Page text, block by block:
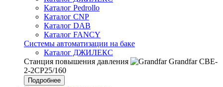
Каталог Pedrollo
Каталог CNP
Каталог DAB
Каталог FANCY
Системы автоматизации на баке
Каталог ДЖИЛЕКС
Станция повышения давления
Grandfar CBE-
2-2CP25/160
Подробнее